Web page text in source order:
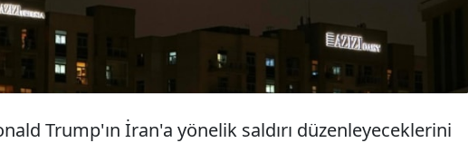
Trump'ın İran'a yönelik saldırı düzenleyeceklerini